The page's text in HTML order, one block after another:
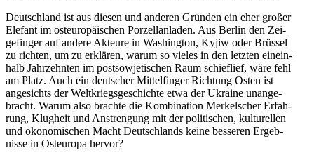
Deutsch­land ist aus diesen und anderen Gründen ein eher großer
Elefant im ost­eu­ro­päi­schen Por­zel­lan­la­den. Aus Berlin den Zei­
ge­fin­ger auf andere Akteure in Washing­ton, Kyjiw oder Brüssel
zu richten, um zu erklä­ren, warum so vieles in den letzten ein­ein­
halb Jahr­zehn­ten im post­so­wje­ti­schen Raum schief­lief, wäre fehl
am Platz. Auch ein deut­scher Mit­tel­fin­ger Rich­tung Osten ist
ange­sichts der Welt­kriegs­ge­schichte etwa der Ukraine unan­ge­
bracht. Warum also brachte die Kom­bi­na­tion Mer­kel­scher Erfah­
rung, Klug­heit und Anstren­gung mit der poli­ti­schen, kul­tu­rel­len
und öko­no­mi­schen Macht Deutsch­lands keine bes­se­ren Ergeb­
nisse in Ost­eu­ropa hervor?